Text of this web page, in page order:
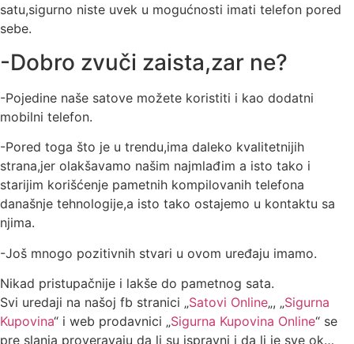
satu,sigurno niste uvek u mogućnosti imati telefon pored
sebe.
-Dobro zvuči zaista,zar ne?
-Pojedine naše satove možete koristiti i kao dodatni
mobilni telefon.
-Pored toga što je u trendu,ima daleko kvalitetnijih
strana,jer olakšavamo našim najmlađim a isto tako i
starijim korišćenje pametnih kompilovanih telefona
današnje tehnologije,a isto tako ostajemo u kontaktu sa
njima.
-Još mnogo pozitivnih stvari u ovom uređaju imamo.
Nikad pristupačnije i lakše do pametnog sata.
Svi uredaji na našoj fb stranici „Satovi Online„, „Sigurna
Kupovina“ i web prodavnici „Sigurna Kupovina Online“ se
pre slanja proveravaju da li su ispravni i da li je sve ok…